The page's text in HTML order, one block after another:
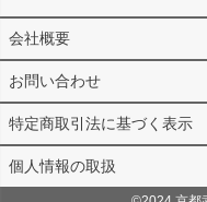
会社概要
お問い合わせ
特定商取引法に基づく表示
個人情報の取扱